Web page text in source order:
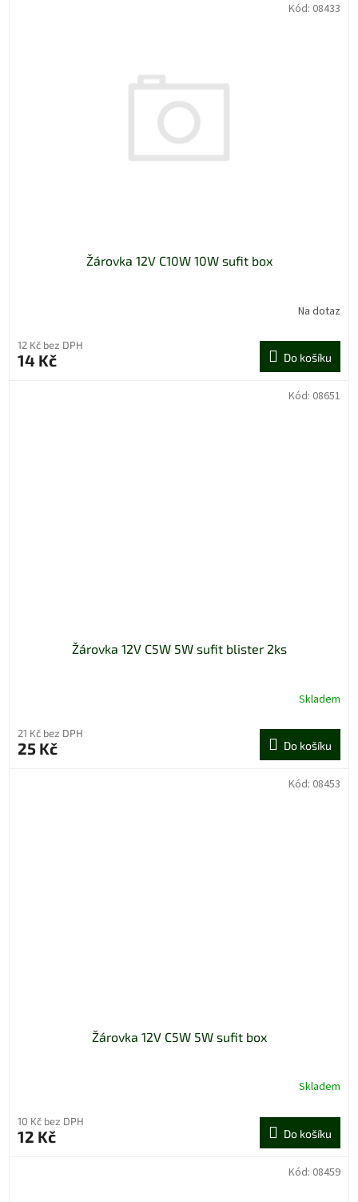
Žárovka 12V C10W 10W sufit box
Na dotaz
12 Kč bez DPH
14 Kč Do košíku
Kód: 08433
Žárovka 12V C5W 5W sufit blister 2ks
Skladem
21 Kč bez DPH
25 Kč Do košíku
Kód: 08651
Žárovka 12V C5W 5W sufit box
Skladem
10 Kč bez DPH
12 Kč Do košíku
Kód: 08453
Kód: 08459